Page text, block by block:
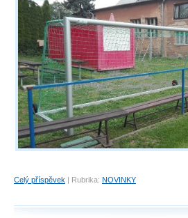
Celý příspěvek Rubrika: NOVINKY